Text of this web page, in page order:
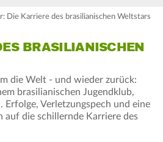
Die Karriere des brasilianischen Weltstars
BRASILIANISCHEN
die Welt - und wieder zurück:
brasilianischen Jugendklub,
Erfolge, Verletzungspech und eine
auf die schillernde Karriere des